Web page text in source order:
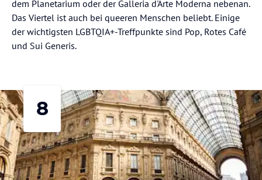
dem Planetarium oder der Galleria d'Arte Moderna nebenan.
Das Viertel ist auch bei queeren Menschen beliebt. Einige
der wichtigsten LGBTQIA+-Treffpunkte sind Pop, Rotes Café
und Sui Generis.
8